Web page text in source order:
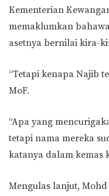
Kementerian
memaklumkan
asetnya bernilai kira-
“Tetapi kenapa Najib
MoF.
“Apa yang
tetapi nama mereka
katanya dalam kemas
Mengulas lanjut,